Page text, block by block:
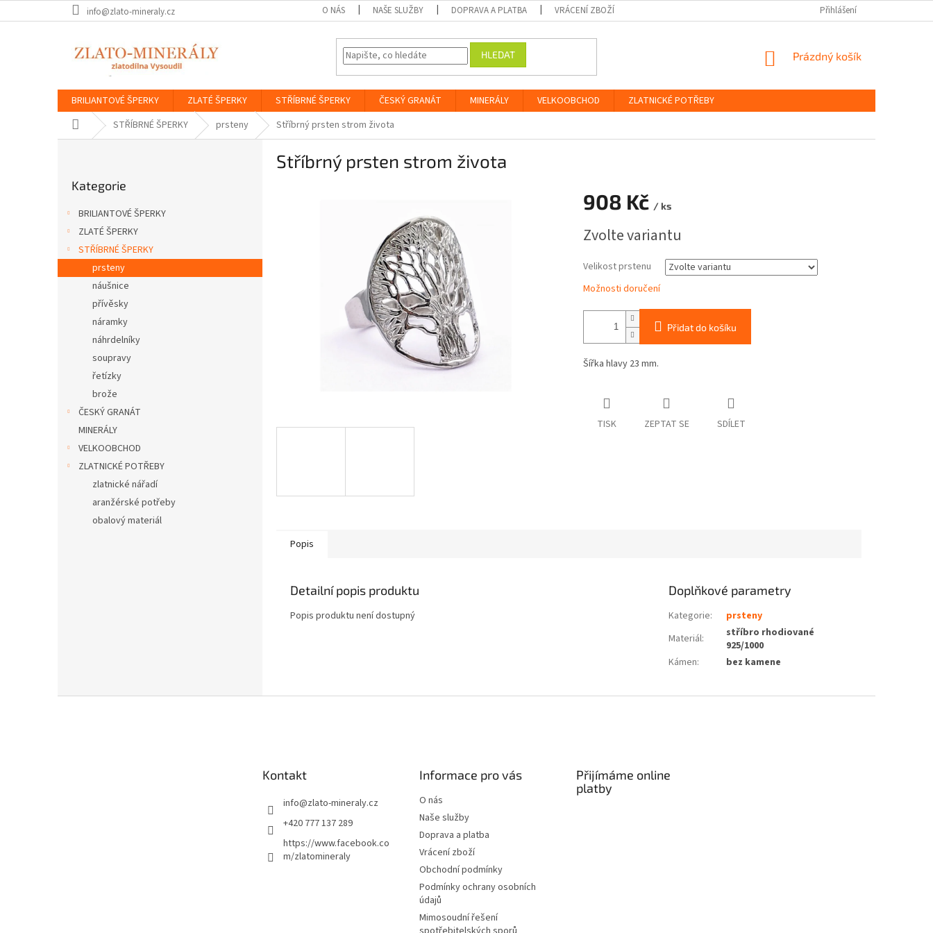
na
info@zlato-mineraly.cz O NÁS NAŠE SLUŽBY DOPRAVA A PLATBA VRÁCENÍ ZBOŽÍ PODMÍNKY OCHRANY OSOBNÍCH ÚDAJŮ
Přihlášení
HLEDAT
NÁKUPNÍ
Prázdný košík
BRILIANTOVÉ ŠPERKY ZLATÉ ŠPERKY STŘÍBRNÉ ŠPERKY ČESKÝ GRANÁT MINERÁLY VELKOOBCHOD
ZLATNICKÉ POTŘEBY
Domů STŘÍBRNÉ ŠPERKY prsteny Stříbrný prsten strom života
kategorie
Kategorie
BRILIANTOVÉ ŠPERKY
ZLATÉ ŠPERKY
STŘÍBRNÉ ŠPERKY
prsteny
náušnice
přívěsky
náramky
náhrdelníky
soupravy
řetízky
brože
ČESKÝ GRANÁT
MINERÁLY
VELKOOBCHOD
ZLATNICKÉ POTŘEBY
zlatnické nářadí
aranžérské potřeby
obalový materiál
Stříbrný prsten strom života
908 Kč / ks
cena:
Zvolte variantu
Velikost prstenu
Možnosti doručení
Přidat do košíku
Šířka hlavy 23 mm.
TISK ZEPTAT SE SDÍLET
Popis
Detailní popis produktu
Popis produktu není dostupný
Doplňkové parametry
Kategorie:
prsteny
Materiál:
stříbro rhodiované
925/1000
Kámen: bez kamene
Kontakt
info@zlato-mineraly.cz
+420 777 137 289
https://www.facebook.co
m/zlatomineraly
Informace pro vás
O nás
Naše služby
Doprava a platba
Vrácení zboží
Obchodní podmínky
Podmínky ochrany osobních
údajů
Mimosoudní řešení
Přijímáme online
platby